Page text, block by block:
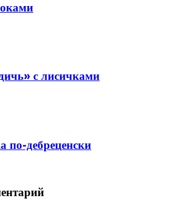
с лисичками
по-дебреценски